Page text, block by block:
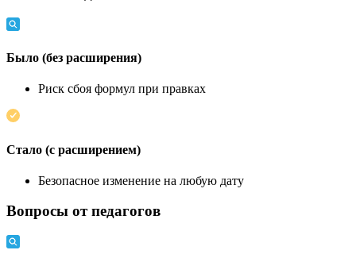
Было (без расширения)
Риск сбоя формул при правках
Стало (с расширением)
Безопасное изменение на любую дату
Вопросы от педагогов